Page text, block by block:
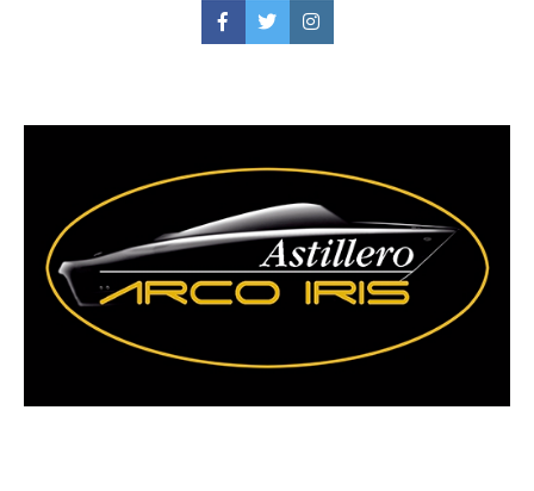
FacebookTwitterInstagram